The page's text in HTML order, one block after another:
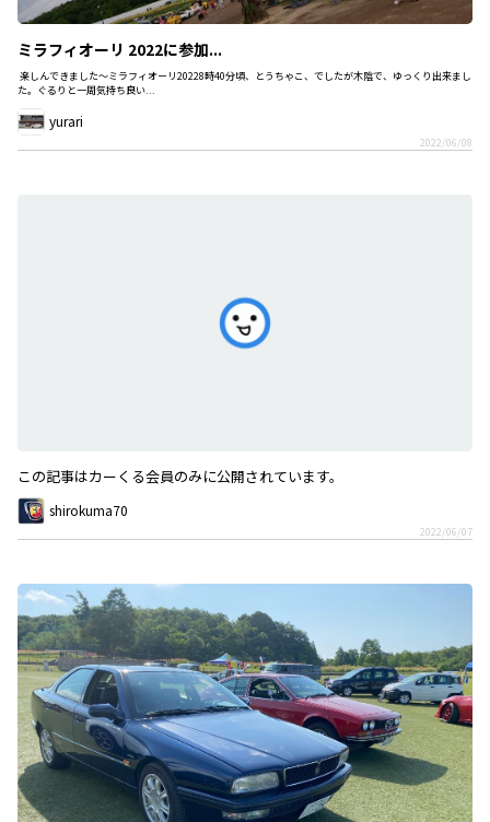
ミラフィオーリ 2022に参加...
楽しんできました～ミラフィオーリ20228時40分頃、とうちゃこ、でしたが木陰で、ゆっくり出来まし
た。ぐるりと一周気持ち良い...
yurari
2022/06/08
この記事はカーくる会員のみに公開されています。
shirokuma70
2022/06/07